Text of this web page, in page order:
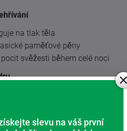
na tlak těla
paměťové pěny
svěžesti během celé noci
vytváří pevný základ
ve správné poloze
slevu na váš první